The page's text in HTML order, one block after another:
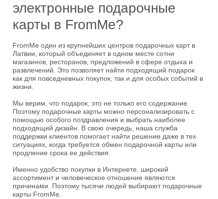
электронные подарочные
карты в FromMe?
FromMe один из крупнейших центров подарочных карт в
Латвии, который объединяет в одном месте сотни
магазинов, ресторанов, предложений в сфере отдыха и
развлечений. Это позволяет найти подходящий подарок
как для повседневных покупок, так и для особых событий в
жизни.
Мы верим, что подарок, это не только его содержание.
Поэтому подарочные карты можно персонализировать с
помощью особого поздравления и выбрать наиболее
подходящий дизайн. В свою очередь, наша служба
поддержки клиентов помогает найти решение даже в тех
ситуациях, когда требуется обмен подарочной карты или
продление срока ее действия.
Именно удобство покупки в Интернете, широкий
ассортимент и человеческое отношение являются
причинами. Поэтому тысячи людей выбирают подарочные
карты FromMe.